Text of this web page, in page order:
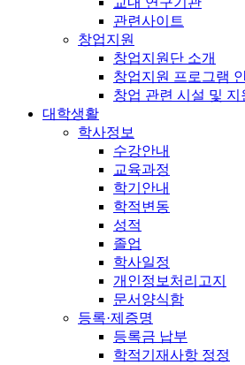
관련사이트
창업지원
창업지원단 소개
창업지원 프로그램
창업 관련 시설 및 지
대학생활
학사정보
수강안내
교육과정
학기안내
학적변동
성적
졸업
학사일정
개인정보처리고지
문서양식함
등록·제증명
등록금 납부
학적기재사항 정정